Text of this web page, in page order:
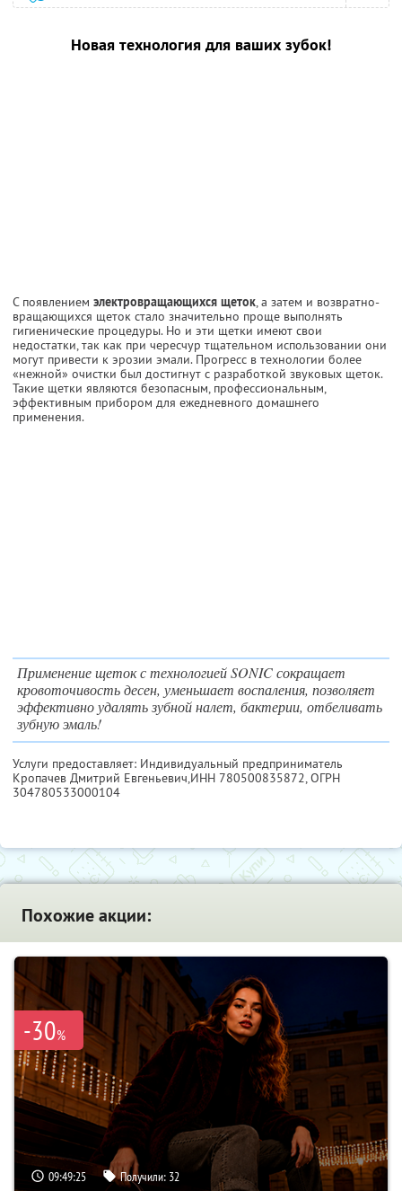
Новая технология для ваших зубок!
С появлением электровращающихся щеток, а затем и возвратно-
вращающихся щеток стало значительно проще выполнять
гигиенические процедуры. Но и эти щетки имеют свои
недостатки, так как при чересчур тщательном использовании они
могут привести к эрозии эмали. Прогресс в технологии более
«нежной» очистки был достигнут с разработкой звуковых щеток.
Такие щетки являются безопасным, профессиональным,
эффективным прибором для ежедневного домашнего
применения.
Применение щеток с технологией SONIC сокращает
кровоточивость десен, уменьшает воспаления, позволяет
эффективно удалять зубной налет, бактерии, отбеливать
зубную эмаль!
Услуги предоставляет: Индивидуальный предприниматель
Кропачев Дмитрий Евгеньевич,ИНН 780500835872, ОГРН
304780533000104
Похожие акции:
-30%
09:49:24 Получили: 32